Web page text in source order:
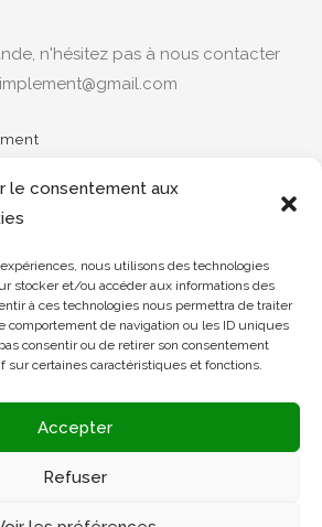
le consentement aux
nous utilisons des technologies
stocker et/ou accéder aux informations des
à ces technologies nous permettra de traiter
comportement de navigation ou les ID uniques
consentir ou de retirer son consentement
sur certaines caractéristiques et fonctions.
Accepter
Refuser
n'hésitez pas à nous contacter
Simplement